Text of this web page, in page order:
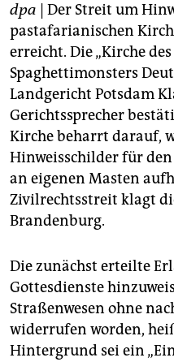
fragen & hilfe
unterstützen
abo
genossenschaft
epaper login
dpa | Der Streit um
pastafarianischen
erreicht. Die „Kirche
Spaghettimonsters
Landgericht Potsdam
Gerichtssprecher
Kirche beharrt darauf,
Hinweisschilder für
an eigenen Masten
Zivilrechtsstreit klagt
Brandenburg.
Die zunächst erteilte
Gottesdienste
Straßenwesen ohne
widerrufen worden,
Hintergrund sei ein